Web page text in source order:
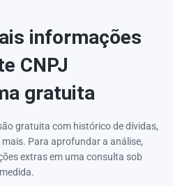
informações
CNPJ
gratuita
gratuita com histórico de dívidas,
Para aprofundar a análise,
extras em uma consulta sob
medida.